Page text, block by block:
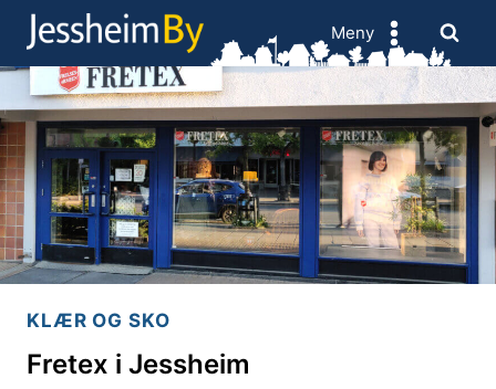
Skip
content
Meny
KLÆR OG SKO
Fretex i Jessheim